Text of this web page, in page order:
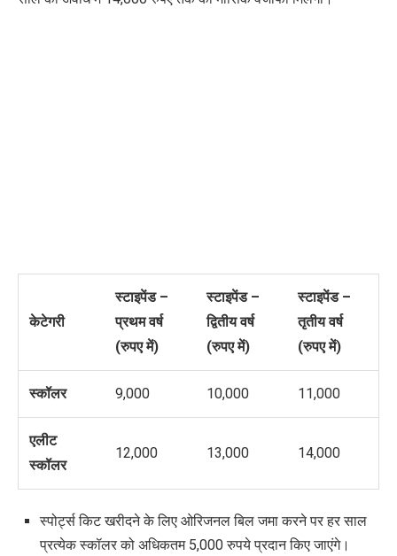
केटेगरी
स्टाइपेंड –
प्रथम वर्ष
(रुपए में)
स्टाइपेंड –
द्वितीय वर्ष
(रुपए में)
स्टाइपेंड –
तृतीय वर्ष
(रुपए में)
स्कॉलर 9,000 10,000 11,000
एलीट
स्कॉलर
12,000 13,000 14,000
स्पोर्ट्स किट खरीदने के लिए ओरिजनल बिल जमा करने पर हर साल
प्रत्येक स्कॉलर को अधिकतम 5,000 रुपये प्रदान किए जाएंगे।